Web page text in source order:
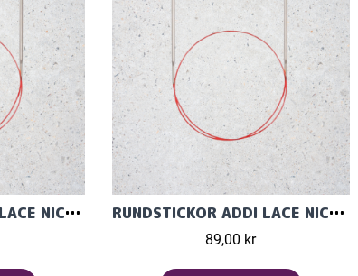
RUNDSTICKOR ADDI LACE NICKELFRIA 60CM RUNDSTICKOR ADDI LACE NICKELFRIA 80CM
89,00 kr